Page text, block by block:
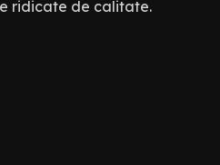
ridicate de calitate.